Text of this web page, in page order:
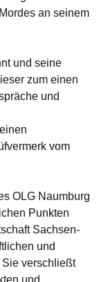
an seinem
und seine
zum einen
und
vom
OLG Naumburg
Punkten
Sachsen-
und
Sie verschließt